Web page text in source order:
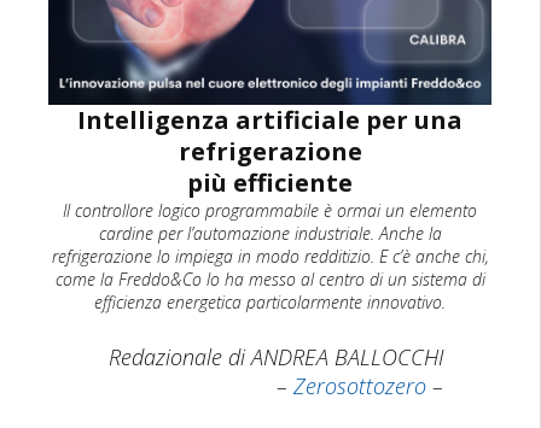
Intelligenza artificiale per una
refrigerazione
più efficiente
Il controllore logico programmabile è ormai un elemento
cardine per l’automazione industriale. Anche la
refrigerazione lo impiega in modo redditizio. E c’è anche chi,
come la Freddo&Co lo ha messo al centro di un sistema di
efficienza energetica particolarmente innovativo.
Redazionale di ANDREA BALLOCCHI
– Zerosottozero –